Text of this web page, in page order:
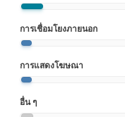
การเชื่อมโยงภายนอก
การแสดงโฆษณา
อื่น ๆ